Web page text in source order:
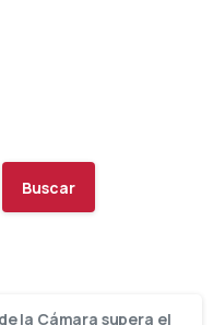
Buscar
la Cámara supera el